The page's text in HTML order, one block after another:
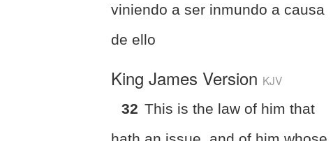
viniendo a ser inmundo a causa
de ello
King James Version KJV
32 This is the law of him that